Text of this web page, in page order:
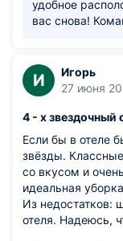
удобное
вас снова!
И
Игорь
27 июня
4 - х звездочный
Если бы в отеле
звёзды.
со вкусом и
идеальная
Из недостатков:
отеля. Надеюсь,